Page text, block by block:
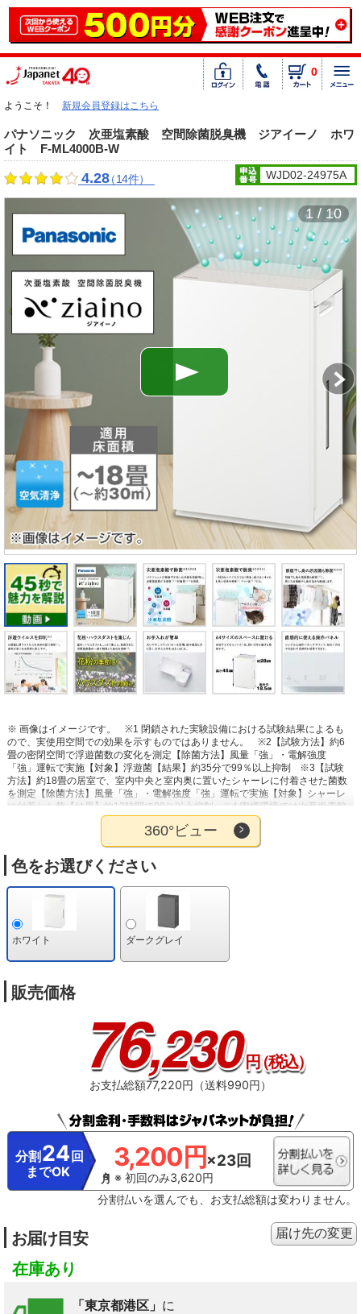
0
ようこそ！ 新規会員登録はこちら
パナソニック 次亜塩素酸 空間除菌脱臭機 ジアイーノ ホワ
イト F-ML4000B-W
4.28（14件） WJD02-24975A
1 / 10
※ 画像はイメージです。
※1 閉鎖された実験設備における試験結果によるも
ので、実使用空間での効果を示すものではありません。
※2【試験方法】約6
畳の密閉空間で浮遊菌数の変化を測定【除菌方法】風量「強」・電解強度
「強」運転で実施【対象】浮遊菌【結果】約35分で99％以上抑制
※3【試験
方法】約18畳の居室で、室内中央と室内奥に置いたシャーレに付着させた菌数
を測定【除菌方法】風量「強」・電解強度「強」運転で実施【対象】シャーレ
に付着した菌【結果】約12時間で99％以上抑制
※4 喫煙環境では次亜塩素酸
の濃度が不足し除菌・脱臭効果が低下する。
※5【試験方法】6段階臭気強度
表示法【脱臭方法】風量「強」・電解強度「強」運転【対象】約6畳試験空間の
発生し続ける空間臭【臭気成分】猫の尿・便【試験結果】約175分後に臭気強度
1.9に低減（自然減衰4.4）
※6【試験方法】約6畳の密閉空間でガーゼに付着
した菌数の変化を測定【除菌方法】風量「強」・加湿「標準」・電解強度
「強」で運転【対象】ガーゼに付着した菌【結果】約120分で99％以上抑制
※7【試験機関】パナソニック株式会社【試験方法】約6畳の試験空間でメンブ
レンフィルターに付着させたアレル物質をELISA法で測定【除菌の方法】次亜
塩素酸 空間除菌脱臭機（F-MV2300）を風量「強」・加湿「標準」・電解強度
「強」運転で実施【対象】花粉（スギ）【試験結果】約3時間後自然減衰比で
99％以上抑制（検証機種：F-MV2300）。
360°ビュー
色をお選びください
ホワイト ダークグレイ
販売価格
76,230円（税込）
お支払総額77,220円（送料990円）
分割 24 回
までOK
3,200円×23回
※ 初回のみ3,620円
分割払いを選んでも、お支払総額は変わりません。
お届け目安
在庫あり
「東京都港区」 に
届け先の変更